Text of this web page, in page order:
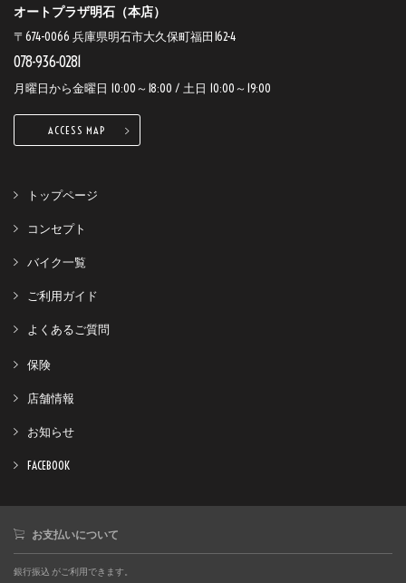
オートプラザ明石（本店）
〒674-0066 兵庫県明石市大久保町福田162-4
078-936-0281
月曜日から金曜日 10:00～18:00 / 土日 10:00～19:00
ACCESS MAP
トップページ
コンセプト
バイク一覧
ご利用ガイド
よくあるご質問
保険
店舗情報
お知らせ
FACEBOOK
お支払いについて
銀行振込 がご利用できます。